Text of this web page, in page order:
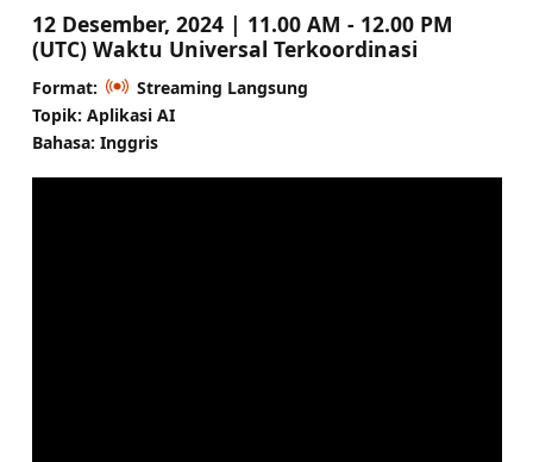
12 Desember, 2024 | 11.00 AM - 12.00 PM
(UTC) Waktu Universal Terkoordinasi
Format:
Streaming Langsung
Topik: Aplikasi AI
Bahasa: Inggris